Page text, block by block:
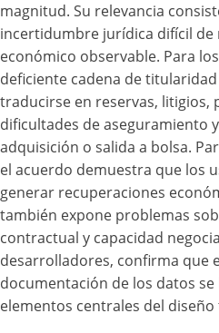
magnitud. Su relevancia
incertidumbre jurídica difícil
económico observable. Para
deficiente cadena de
traducirse en reservas, litigios,
dificultades de aseguramiento
adquisición o salida a bolsa.
el acuerdo demuestra que los
generar recuperaciones
también expone problemas
contractual y capacidad
desarrolladores, confirma que
documentación de los datos
elementos centrales del